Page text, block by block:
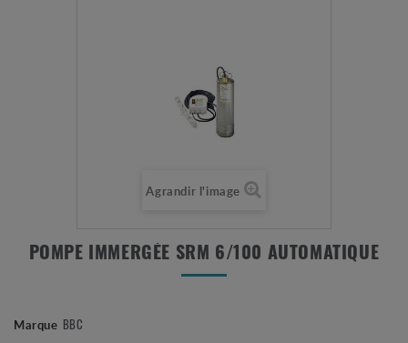
Agrandir l'image
POMPE IMMERGÉE SRM 6/100 AUTOMATIQUE
Marque BBC